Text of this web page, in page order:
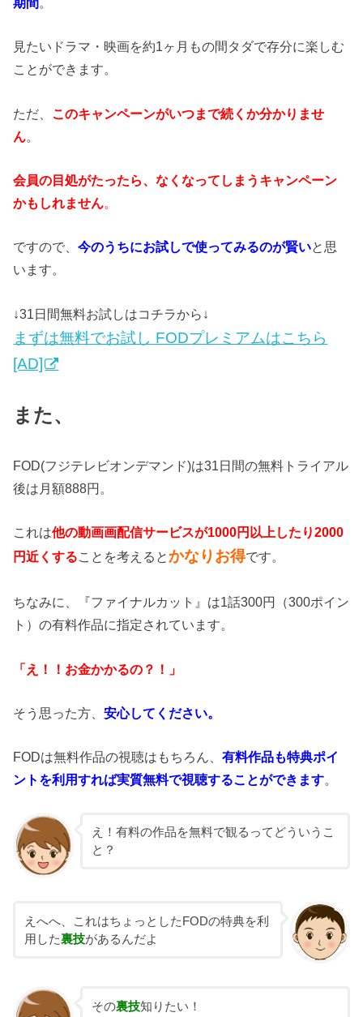
見たいドラマ・映画を約1ヶ月もの間タダで存分に楽しむ
ことができます。
ただ、 このキャンペーンがいつまで続くか分かりませ
ん。
会員の目処がたったら、なくなってしまうキャンペーン
かもしれません。
ですので、今のうちにお試しで使ってみるのが賢いと思
います。
↓31日間無料お試しはコチラから↓
まずは無料でお試し FODプレミアムはこちら
[AD]
また、
FOD(フジテレビオンデマンド)は31日間の無料トライアル
後は月額888円。
これは他の動画画配信サービスが1000円以上したり2000
円近くすることを考えるとかなりお得です。
ちなみに、『ファイナルカット』は1話300円（300ポイン
ト）の有料作品に指定されています。
「え！！お金かかるの？！」
そう思った方、安心してください。
FODは無料作品の視聴はもちろん、有料作品も特典ポイ
ントを利用すれば実質無料で視聴することができます。
え！有料の作品を無料で観るってどういうこ
と？
えへへ、これはちょっとしたFODの特典を利
用した裏技があるんだよ
その裏技知りたい！